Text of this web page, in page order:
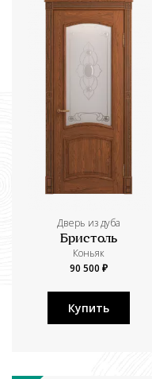
Дверь из дуба
Бристоль
Коньяк
90 500 ₽
Купить